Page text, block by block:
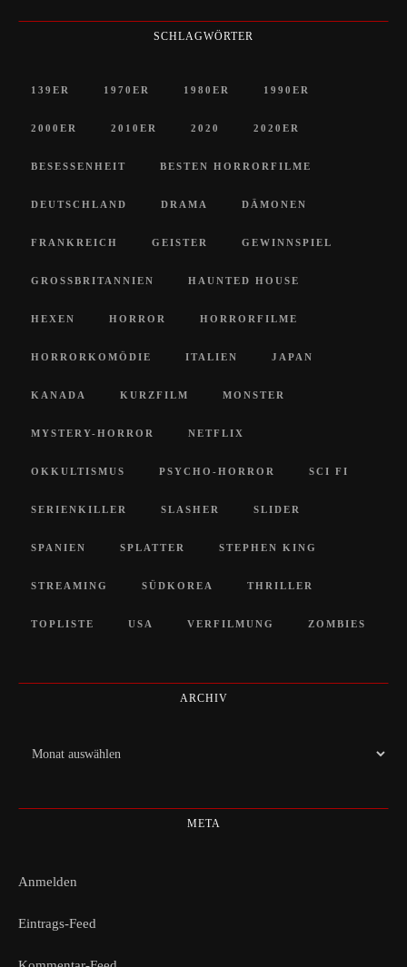
SCHLAGWÖRTER
139ER 1970ER 1980ER 1990ER
2000ER 2010ER 2020 2020ER
BESESSENHEIT BESTEN HORRORFILME
DEUTSCHLAND DRAMA DÄMONEN
FRANKREICH GEISTER GEWINNSPIEL
GROSSBRITANNIEN HAUNTED HOUSE
HEXEN HORROR HORRORFILME
HORRORKOMÖDIE ITALIEN JAPAN
KANADA KURZFILM MONSTER
MYSTERY-HORROR NETFLIX
OKKULTISMUS PSYCHO-HORROR SCI FI
SERIENKILLER SLASHER SLIDER
SPANIEN SPLATTER STEPHEN KING
STREAMING SÜDKOREA THRILLER
TOPLISTE USA VERFILMUNG ZOMBIES
ARCHIV
Archiv
META
Anmelden
Eintrags-Feed